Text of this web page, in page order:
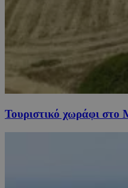
Τουριστικό χωράφι στο